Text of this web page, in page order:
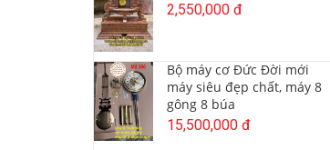
2,550,000 đ
Bộ máy cơ Đức Đời mới
máy siêu đẹp chất, máy 8
gông 8 búa
15,500,000 đ